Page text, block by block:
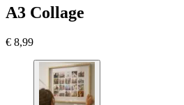
A3 Collage
€ 8,99